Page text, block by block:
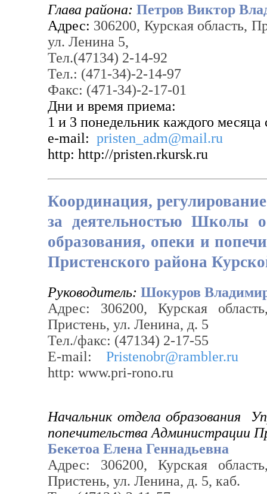
Глава района: Петров Виктор
Адрес: 306200, Курская область,
ул. Ленина 5,
Тел.(47134) 2-14-92
Тел.: (471-34)-2-14-97
Факс: (471-34)-2-17-01
Дни и время приема:
1 и 3 понедельник каждого месяца
e-mail: pristen_adm@mail.ru
http: http://pristen.rkursk.ru
Координация,
за деятельностью Школы
образования, опеки и
Пристенского района
Руководитель: Шокуров
Адрес: 306200, Курская
Пристень, ул. Ленина, д. 5
Тел./факс: (47134) 2-17-55
Е-mail:
Pristenobr@rambler.ru
http: www.pri-rono.ru
Начальник отдела образования
попечительства Администрации
Бекетоа Елена Геннадьевна
Адрес: 306200, Курская
Пристень, ул. Ленина, д. 5, каб.